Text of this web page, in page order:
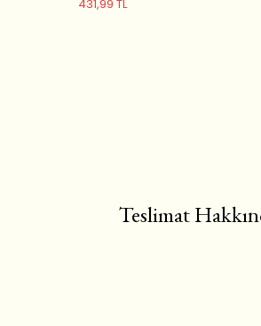
431,99 TL
Teslimat